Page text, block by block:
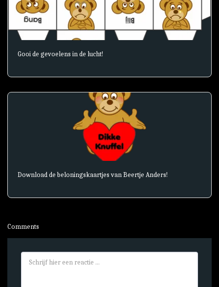
Gooi de gevoelens in de lucht!
Download de beloningskaartjes van Beertje Anders!
Comments